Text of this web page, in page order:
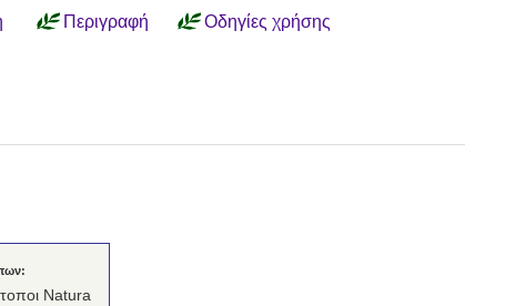
Περιγραφή Οδηγίες χρήσης
Natura